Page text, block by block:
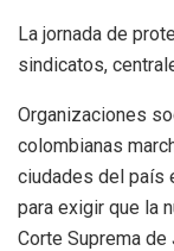
La jornada de
sindicatos,
Organizaciones
colombianas
ciudades del país
para exigir que la
Corte Suprema de